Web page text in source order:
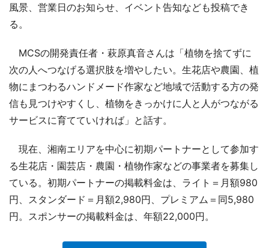
風景、営業日のお知らせ、イベント告知なども投稿でき
る。
MCSの開発責任者・萩原真音さんは「植物を捨てずに
次の人へつなげる選択肢を増やしたい。生花店や農園、植
物にまつわるハンドメード作家など地域で活動する方の発
信も見つけやすくし、植物をきっかけに人と人がつながる
サービスに育てていければ」と話す。
現在、湘南エリアを中心に初期パートナーとして参加す
る生花店・園芸店・農園・植物作家などの事業者を募集し
ている。初期パートナーの掲載料金は、ライト＝月額980
円、スタンダード＝月額2,980円、プレミアム＝同5,980
円。スポンサーの掲載料金は、年額22,000円。